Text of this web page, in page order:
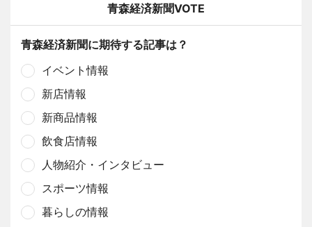
青森経済新聞VOTE
青森経済新聞に期待する記事は？
イベント情報
新店情報
新商品情報
飲食店情報
人物紹介・インタビュー
スポーツ情報
暮らしの情報